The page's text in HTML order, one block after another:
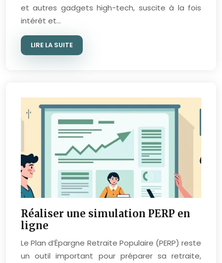
et autres gadgets high-tech, suscite à la fois
intérêt et…
LIRE LA SUITE
Réaliser une simulation PERP en
ligne
Le Plan d’Épargne Retraite Populaire (PERP) reste
un outil important pour préparer sa retraite,